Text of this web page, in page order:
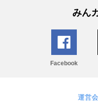
みん
Facebook
運営